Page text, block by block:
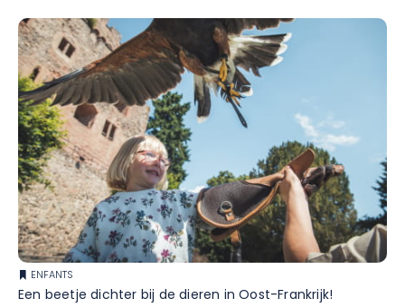
ENFANTS
Een beetje dichter bij de dieren in Oost-Frankrijk!